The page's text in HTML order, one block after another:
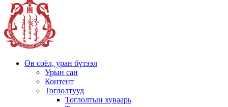
Өв соёл, уран бүтээл
Урын сан
Контент
Тоглолтууд
Тоглолтын хуваарь